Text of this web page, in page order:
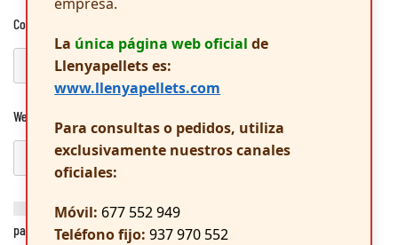
Correo electrónico
Web
Guarda mi nombre, correo electrónico y web en este navegador
para la próxima vez que comente.
La única página web oficial de
Llenyapellets es:
www.llenyapellets.com
Para consultas o pedidos, utiliza
exclusivamente nuestros canales
oficiales:
Móvil: 677 552 949
Teléfono fijo: 937 970 552